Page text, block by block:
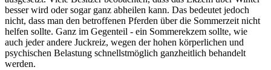
besser wird oder sogar ganz abheilen kann. Das bedeutet jedoch
nicht, dass man den betroffenen Pferden über die Sommerzeit nicht
helfen sollte. Ganz im Gegenteil - ein Sommerekzem sollte, wie
auch jeder andere Juckreiz, wegen der hohen körperlichen und
psychischen Belastung schnellstmöglich ganzheitlich behandelt
werden.